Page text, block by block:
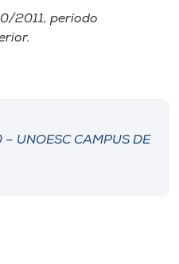
2011, período
UNOESC CAMPUS DE